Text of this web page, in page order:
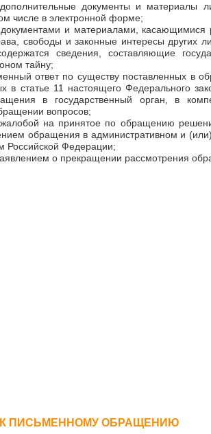
дополнительные документы и материалы
числе в электронной форме;
документами и материалами,
свободы и законные интересы других
сведения, составляющие
тайну;
ответ по существу поставленных в
в статье 11 настоящего Федерального
в государственный орган, в
вопросов;
на принятое по обращению
обращения в административном и
Российской Федерации;
о прекращении рассмотрения
ПИСЬМЕННОМУ ОБРАЩЕНИЮ